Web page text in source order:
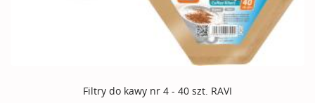
Filtry do kawy nr 4 - 40 szt. RAVI